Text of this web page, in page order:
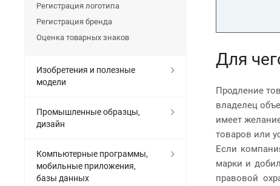
Для
Продление
владелец
имеет
товаров или
Если
марки и
правовой
Регистрация логотипа
Регистрация бренда
Оценка товарных знаков
Изобретения и полезные
модели
Промышленные образцы,
дизайн
Компьютерные программы,
мобильные приложения,
базы данных